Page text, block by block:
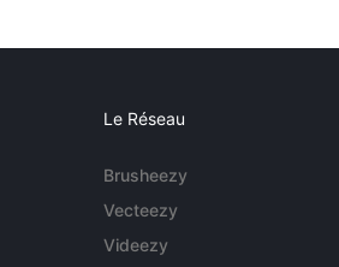
Le Réseau
Brusheezy
Vecteezy
Videezy